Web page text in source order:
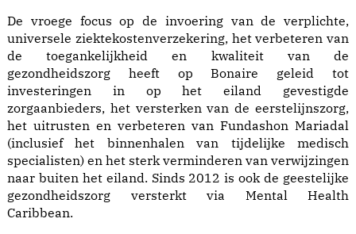
De vroege focus op de invoering van de verplichte,
universele ziektekostenverzekering, het verbeteren van
de toegankelijkheid en kwaliteit van de
gezondheidszorg heeft op Bonaire geleid tot
investeringen in op het eiland gevestigde
zorgaanbieders, het versterken van de eerstelijnszorg,
het uitrusten en verbeteren van Fundashon Mariadal
(inclusief het binnenhalen van tijdelijke medisch
specialisten) en het sterk verminderen van verwijzingen
naar buiten het eiland. Sinds 2012 is ook de geestelijke
gezondheidszorg versterkt via Mental Health
Caribbean.